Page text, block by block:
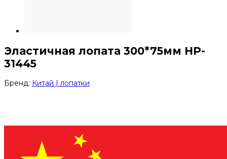
Эластичная лопата 300*75мм HP-
31445
Бренд: Китай | лопатки